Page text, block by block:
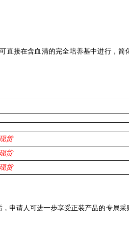
直接在含血清的完全培养基中进行，简
货
货
货
申请人可进一步享受正装产品的专属